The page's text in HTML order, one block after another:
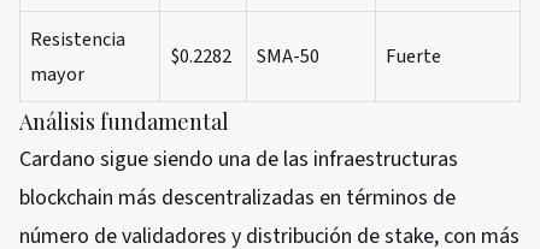
Resistencia
mayor
$0.2282 SMA-50 Fuerte
Análisis fundamental
Cardano sigue siendo una de las infraestructuras
blockchain más descentralizadas en términos de
número de validadores y distribución de stake, con más